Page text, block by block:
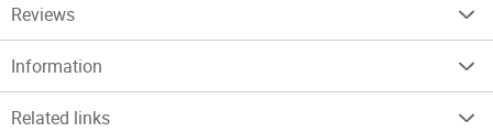
Reviews
Information
Related links